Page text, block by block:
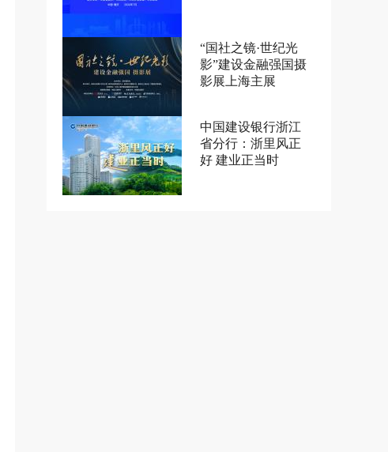
“国社之镜·世纪光
影”建设金融强国摄
影展上海主展
中国建设银行浙江
省分行：浙里风正
好 建业正当时